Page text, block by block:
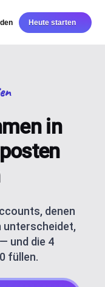
Heute starten
in
denen
unterscheidet,
und die 4
füllen.